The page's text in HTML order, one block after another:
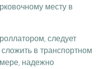
месту в
следует
в транспортном
надежно